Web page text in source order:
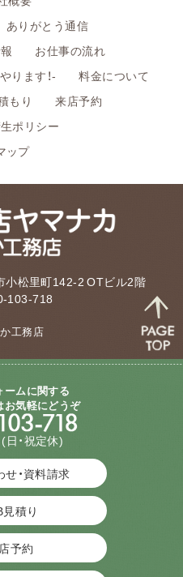
ありがとう通信
お仕事の流れ
ります！-
料金について
もり
来店予約
ポリシー
ップ
小松里町142-2 OTビル2階
103-718
工務店
ームに関する
お気軽にどうぞ
(日・祝定休)
・資料請求
積り
予約